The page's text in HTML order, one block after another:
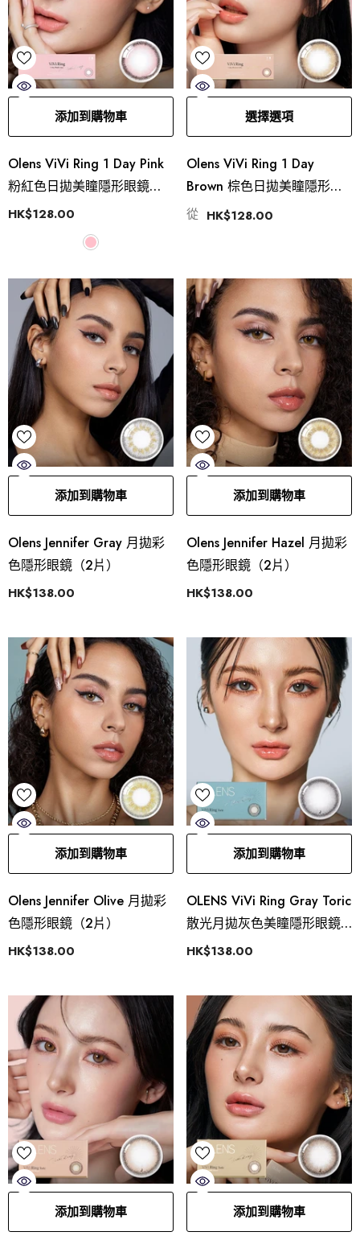
添加到購物車
Olens ViVi Ring 1 Day Pink
粉紅色日拋美瞳隱形眼鏡
（10片）
HK$128.00
選擇選項
Olens ViVi Ring 1 Day
Brown 棕色日拋美瞳隱形眼
鏡
從 HK$128.00
添加到購物車
Olens Jennifer Gray 月拋彩
色隱形眼鏡（2片）
HK$138.00
添加到購物車
Olens Jennifer Hazel 月拋彩
色隱形眼鏡（2片）
HK$138.00
添加到購物車
Olens Jennifer Olive 月拋彩
色隱形眼鏡（2片）
HK$138.00
添加到購物車
OLENS ViVi Ring Gray Toric
散光月拋灰色美瞳隱形眼鏡
（1片）
HK$138.00
添加到購物車 添加到購物車